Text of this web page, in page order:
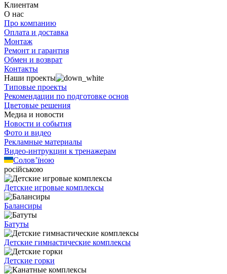
Клиентам
О нас
Про компанию
Оплата и доставка
Монтаж
Ремонт и гарантия
Обмен и возврат
Контакты
Наши проекты
Типовые проекты
Рекомендации по подготовке основ
Цветовые решения
Медиа и новости
Новости и события
Фото и видео
Рекламные материалы
Видео-интрукции к тренажерам
Солов’їною
російською
Детские игровые комплексы
Балансиры
Батуты
Детские гимнастические комплексы
Детские горки